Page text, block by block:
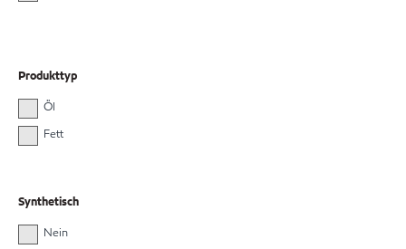
Produkttyp
Öl
Fett
Synthetisch
Nein